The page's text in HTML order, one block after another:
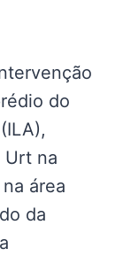
do
Urt na
área
da